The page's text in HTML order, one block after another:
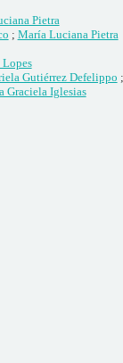
Pietra
; María Luciana Pietra
Gutiérrez Defelippo ;
Graciela Iglesias